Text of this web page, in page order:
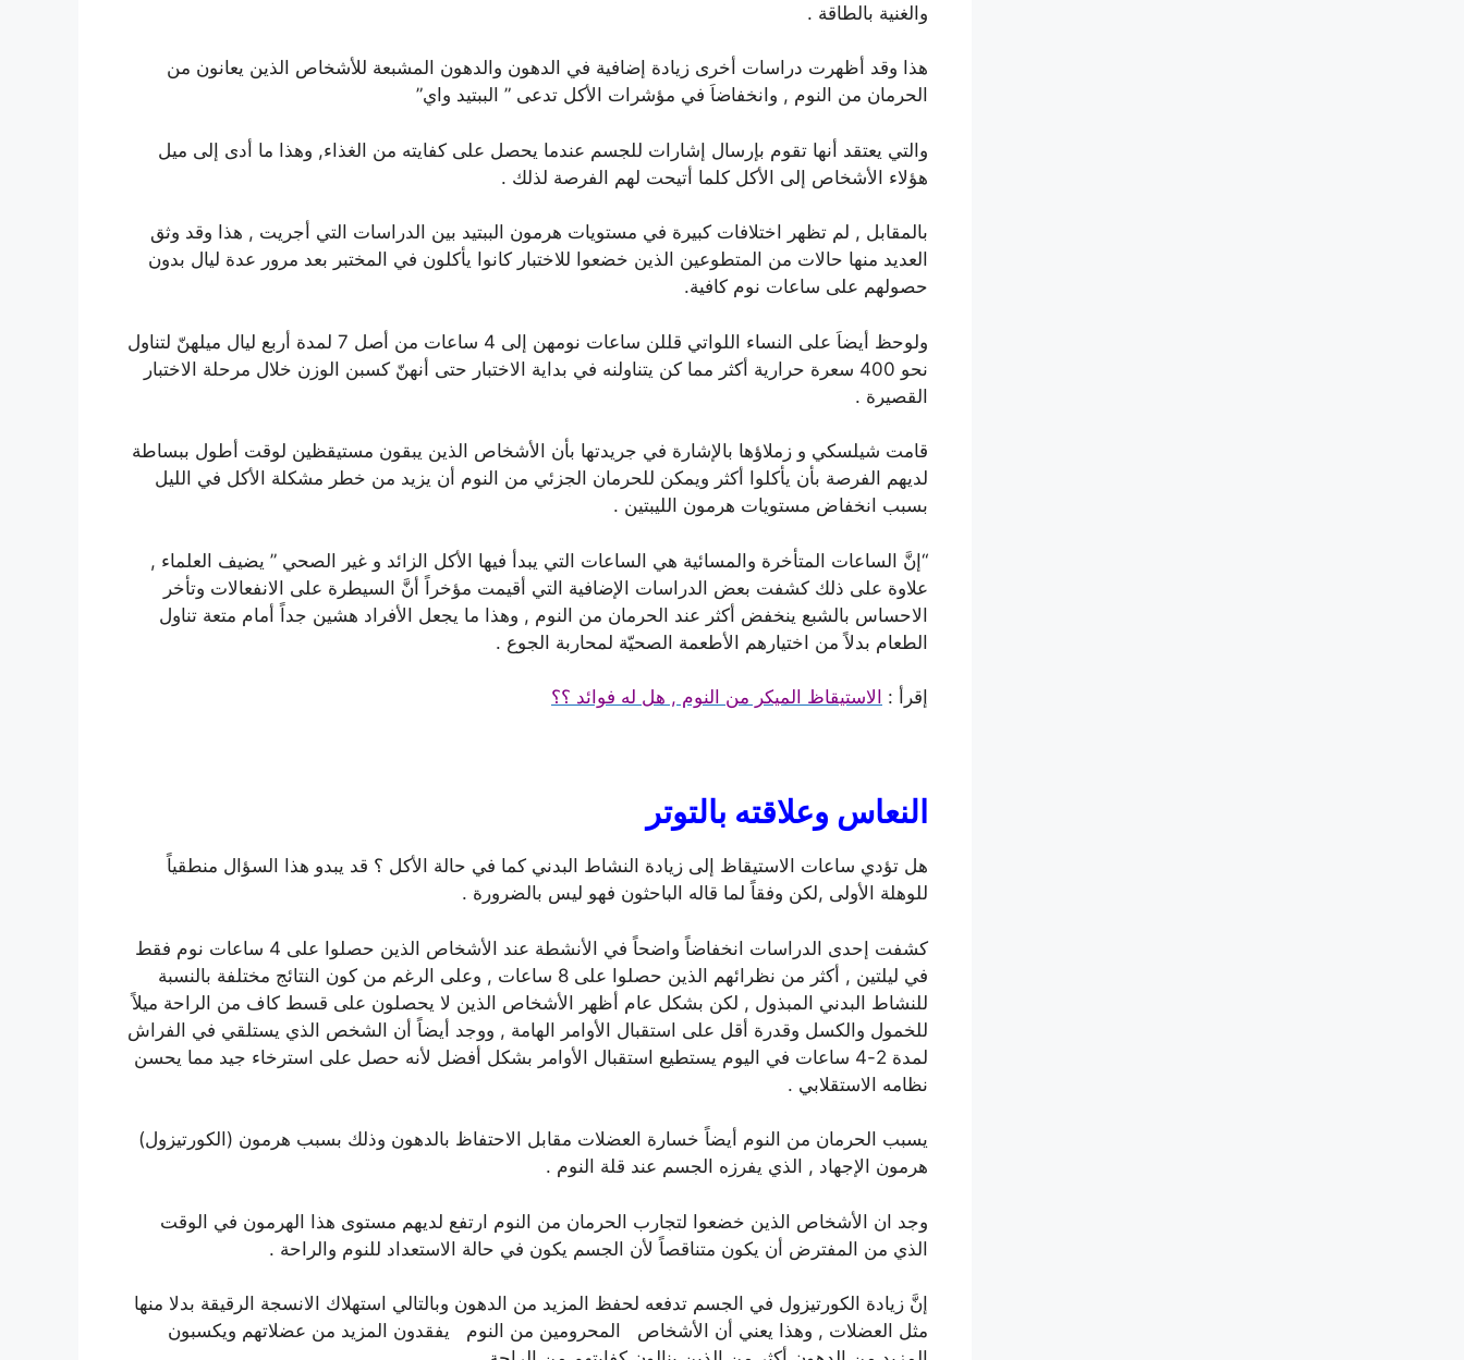
والغنية بالطاقة .
هذا وقد أظهرت دراسات أخرى زيادة إضافية في الدهون والدهون المشبعة للأشخاص الذين يعانون من
الحرمان من النوم , وانخفاضاَ في مؤشرات الأكل تدعى ” الببتيد واي”
والتي يعتقد أنها تقوم بإرسال إشارات للجسم عندما يحصل على كفايته من الغذاء, وهذا ما أدى إلى ميل
هؤلاء الأشخاص إلى الأكل كلما أتيحت لهم الفرصة لذلك .
بالمقابل , لم تظهر اختلافات كبيرة في مستويات هرمون الببتيد بين الدراسات التي أجريت , هذا وقد وثق
العديد منها حالات من المتطوعين الذين خضعوا للاختبار كانوا يأكلون في المختبر بعد مرور عدة ليال بدون
حصولهم على ساعات نوم كافية.
ولوحظ أيضاَ على النساء اللواتي قللن ساعات نومهن إلى 4 ساعات من أصل 7 لمدة أربع ليال ميلهنّ لتناول
نحو 400 سعرة حرارية أكثر مما كن يتناولنه في بداية الاختبار حتى أنهنّ كسبن الوزن خلال مرحلة الاختبار
القصيرة .
قامت شيلسكي و زملاؤها بالإشارة في جريدتها بأن الأشخاص الذين يبقون مستيقظين لوقت أطول ببساطة
لديهم الفرصة بأن يأكلوا أكثر ويمكن للحرمان الجزئي من النوم أن يزيد من خطر مشكلة الأكل في الليل
بسبب انخفاض مستويات هرمون الليبتين .
“إنَّ الساعات المتأخرة والمسائية هي الساعات التي يبدأ فيها الأكل الزائد و غير الصحي ” يضيف العلماء ,
علاوة على ذلك كشفت بعض الدراسات الإضافية التي أقيمت مؤخراً أنَّ السيطرة على الانفعالات وتأخر
الاحساس بالشبع ينخفض أكثر عند الحرمان من النوم , وهذا ما يجعل الأفراد هشين جداً أمام متعة تناول
الطعام بدلاً من اختيارهم الأطعمة الصحيّة لمحاربة الجوع .
إقرأ : الاستيقاظ الميكر من النوم , هل له فوائد ؟؟
النعاس وعلاقته بالتوتر
هل تؤدي ساعات الاستيقاظ إلى زيادة النشاط البدني كما في حالة الأكل ؟ قد يبدو هذا السؤال منطقياً
للوهلة الأولى ,لكن وفقاً لما قاله الباحثون فهو ليس بالضرورة .
كشفت إحدى الدراسات انخفاضاً واضحاً في الأنشطة عند الأشخاص الذين حصلوا على 4 ساعات نوم فقط
في ليلتين , أكثر من نظرائهم الذين حصلوا على 8 ساعات , وعلى الرغم من كون النتائج مختلفة بالنسبة
للنشاط البدني المبذول , لكن بشكل عام أظهر الأشخاص الذين لا يحصلون على قسط كاف من الراحة ميلاً
للخمول والكسل وقدرة أقل على استقبال الأوامر الهامة , ووجد أيضاً أن الشخص الذي يستلقي في الفراش
لمدة 2-4 ساعات في اليوم يستطيع استقبال الأوامر بشكل أفضل لأنه حصل على استرخاء جيد مما يحسن
نظامه الاستقلابي .
يسبب الحرمان من النوم أيضاً خسارة العضلات مقابل الاحتفاظ بالدهون وذلك بسبب هرمون (الكورتيزول)
هرمون الإجهاد , الذي يفرزه الجسم عند قلة النوم .
وجد ان الأشخاص الذين خضعوا لتجارب الحرمان من النوم ارتفع لديهم مستوى هذا الهرمون في الوقت
الذي من المفترض أن يكون متناقصاً لأن الجسم يكون في حالة الاستعداد للنوم والراحة .
إنَّ زيادة الكورتيزول في الجسم تدفعه لحفظ المزيد من الدهون وبالتالي استهلاك الانسجة الرقيقة بدلا منها
مثل العضلات , وهذا يعني أن الأشخاص المحرومين من النوم يفقدون المزيد من عضلاتهم ويكسبون